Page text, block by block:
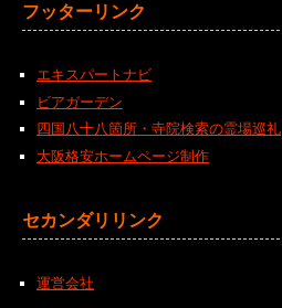
フッターリンク
エキスパートナビ
ビアガーデン
四国八十八箇所・寺院検索の霊場巡礼
大阪格安ホームページ制作
セカンダリリンク
運営会社